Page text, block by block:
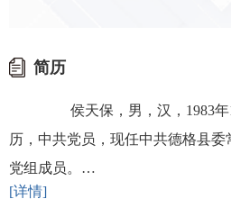
简历
侯天保，男，汉，1983年
历，中共党员，现任中共德格县委
党组成员。…
[详情]